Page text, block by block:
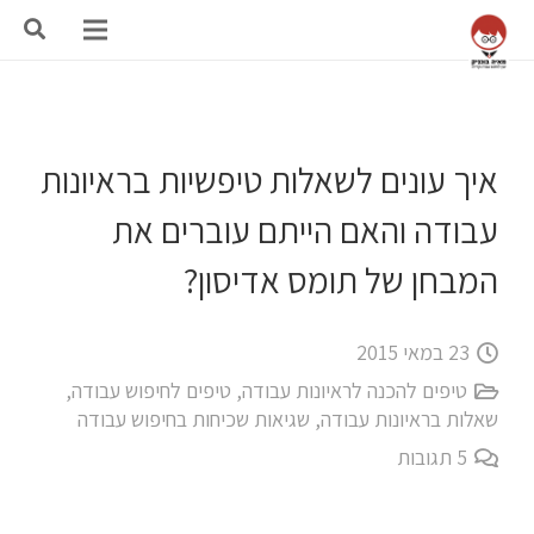
איך עונים לשאלות טיפשיות בראיונות
עבודה והאם הייתם עוברים את
המבחן של תומס אדיסון?
23 במאי 2015
טיפים להכנה לראיונות עבודה, טיפים לחיפוש עבודה,
שאלות בראיונות עבודה, שגיאות שכיחות בחיפוש עבודה
5 תגובות